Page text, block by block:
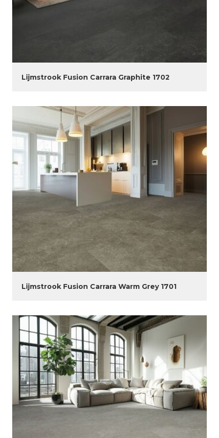
Lijmstrook Fusion Carrara Graphite 1702
Lijmstrook Fusion Carrara Warm Grey 1701